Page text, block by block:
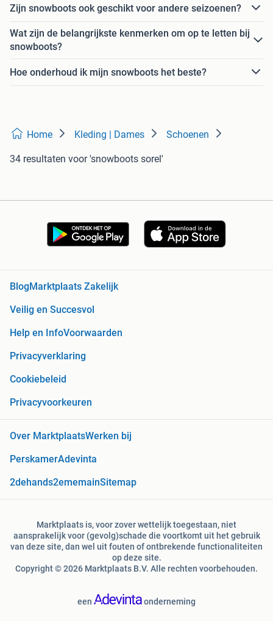
Zijn snowboots ook geschikt voor andere seizoenen?
Wat zijn de belangrijkste kenmerken om op te letten bij
snowboots?
Hoe onderhoud ik mijn snowboots het beste?
Home Kleding | Dames Schoenen
34 resultaten voor 'snowboots sorel'
BlogMarktplaats Zakelijk
Veilig en Succesvol
Help en InfoVoorwaarden
Privacyverklaring
Cookiebeleid
Privacyvoorkeuren
Over MarktplaatsWerken bij
PerskamerAdevinta
2dehands2ememainSitemap
Marktplaats is, voor zover wettelijk toegestaan, niet
aansprakelijk voor (gevolg)schade die voortkomt uit het gebruik
van deze site, dan wel uit fouten of ontbrekende functionaliteiten
op deze site.
Copyright © 2026 Marktplaats B.V. Alle rechten voorbehouden.
een onderneming